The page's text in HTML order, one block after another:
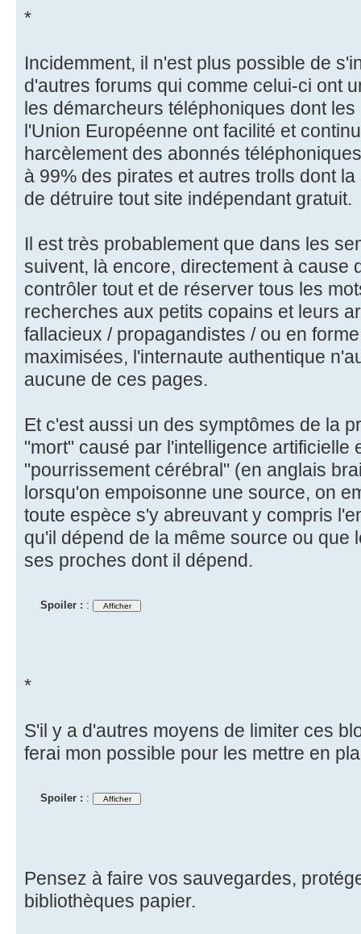
*
Incidemment, il n'est plus possible de
d'autres forums qui comme celui-ci ont
les démarcheurs téléphoniques dont
l'Union Européenne ont facilité et
harcèlement des abonnés
à 99% des pirates et autres trolls dont
de détruire tout site indépendant gratuit.
Il est très probablement que dans les
suivent, là encore, directement à cause
contrôler tout et de réserver tous les
recherches aux petits copains et leurs
fallacieux / propagandistes / ou en
maximisées, l'internaute authentique
aucune de ces pages.
Et c'est aussi un des symptômes de la
"mort" causé par l'intelligence artificielle
"pourrissement cérébral" (en anglais
lorsqu'on empoisonne une source, on
toute espèce s'y abreuvant y compris
qu'il dépend de la même source ou que
ses proches dont il dépend.
Spoiler : :
*
S'il y a d'autres moyens de limiter ces
ferai mon possible pour les mettre en
Spoiler : :
Pensez à faire vos sauvegardes,
bibliothèques papier.